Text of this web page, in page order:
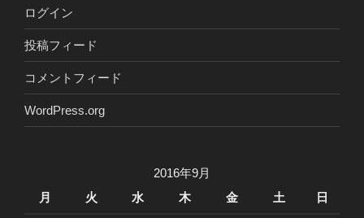
ログイン
投稿フィード
コメントフィード
WordPress.org
2016年9月
月
火 水 木 金 土 日